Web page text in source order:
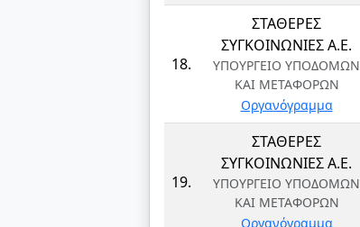
18.
ΣΤΑΘΕΡΕΣ
ΣΥΓΚΟΙΝΩΝΙΕΣ Α.Ε.
ΥΠΟΥΡΓΕΙΟ ΥΠΟΔΟΜΩΝ
ΚΑΙ ΜΕΤΑΦΟΡΩΝ
Οργανόγραμμα
19.
ΣΤΑΘΕΡΕΣ
ΣΥΓΚΟΙΝΩΝΙΕΣ Α.Ε.
ΥΠΟΥΡΓΕΙΟ ΥΠΟΔΟΜΩΝ
ΚΑΙ ΜΕΤΑΦΟΡΩΝ
Οργανόγραμμα